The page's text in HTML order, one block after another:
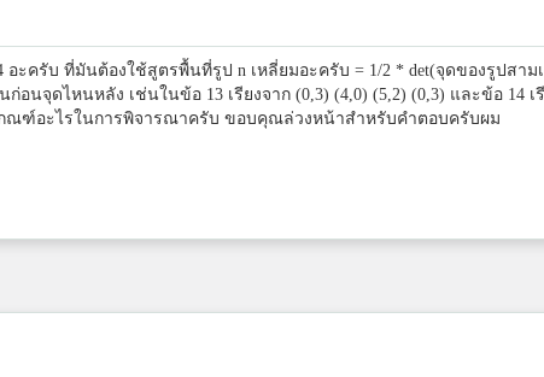
อะครับ ที่มันต้องใช้สูตรพื้นที่รูป n เหลี่ยมอะครับ = 1/2 * det(จุดของรูปสาม
อนจุดไหนหลัง เช่นในข้อ 13 เรียงจาก (0,3) (4,0) (5,2) (0,3) และข้อ 14 เ
เกณฑ์อะไรในการพิจารณาครับ ขอบคุณล่วงหน้าสำหรับคำตอบครับผม